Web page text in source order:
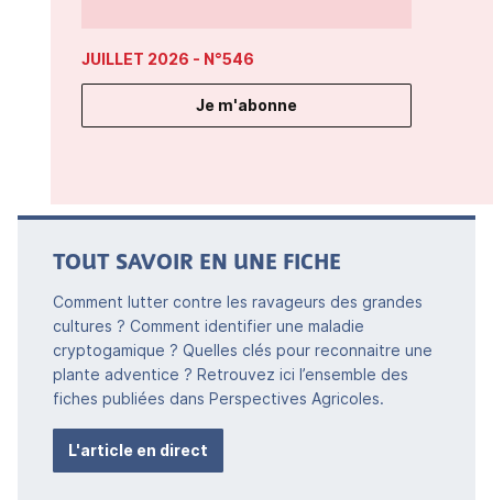
JUILLET 2026 - N°546
Je m'abonne
TOUT SAVOIR EN UNE FICHE
Comment lutter contre les ravageurs des grandes
cultures ? Comment identifier une maladie
cryptogamique ? Quelles clés pour reconnaitre une
plante adventice ? Retrouvez ici l’ensemble des
fiches publiées dans Perspectives Agricoles.
L'article en direct